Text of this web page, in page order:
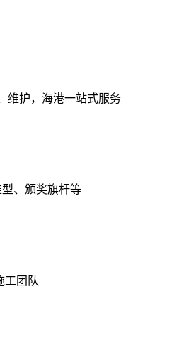
维护，海港一站式服务
、颁奖旗杆等
工团队